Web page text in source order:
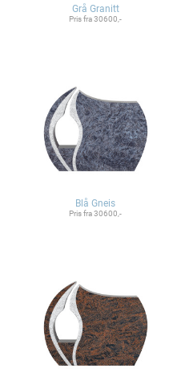
Grå Granitt
Pris fra 30600,-
Blå Gneis
Pris fra 30600,-